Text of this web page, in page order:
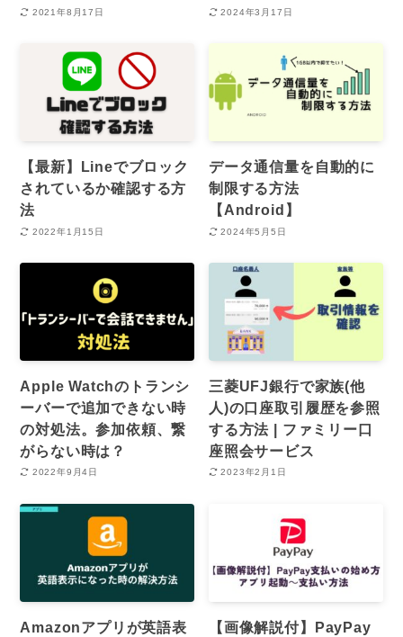
2021年8月17日 2024年3月17日
【最新】Lineでブロック
されているか確認する方
法
2022年1月15日
データ通信量を自動的に
制限する方法
【Android】
2024年5月5日
Apple Watchのトランシ
ーバーで追加できない時
の対処法。参加依頼、繋
がらない時は？
2022年9月4日
三菱UFJ銀行で家族(他
人)の口座取引履歴を参照
する方法 | ファミリー口
座照会サービス
2023年2月1日
Amazonアプリが英語表
【画像解説付】PayPay